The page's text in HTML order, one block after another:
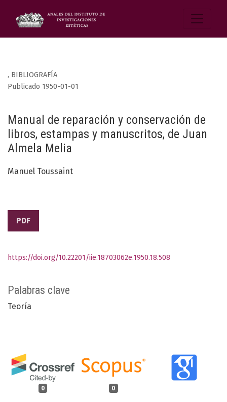
, BIBLIOGRAFÍA
Manual de reparación y conservación de
libros, estampas y manuscritos, de Juan
Almela Melia
Publicado 1950-01-01
Manuel Toussaint
PDF
Palabras clave
Teoría
0 0
https://doi.org/10.22201/iie.18703062e.1950.18.508